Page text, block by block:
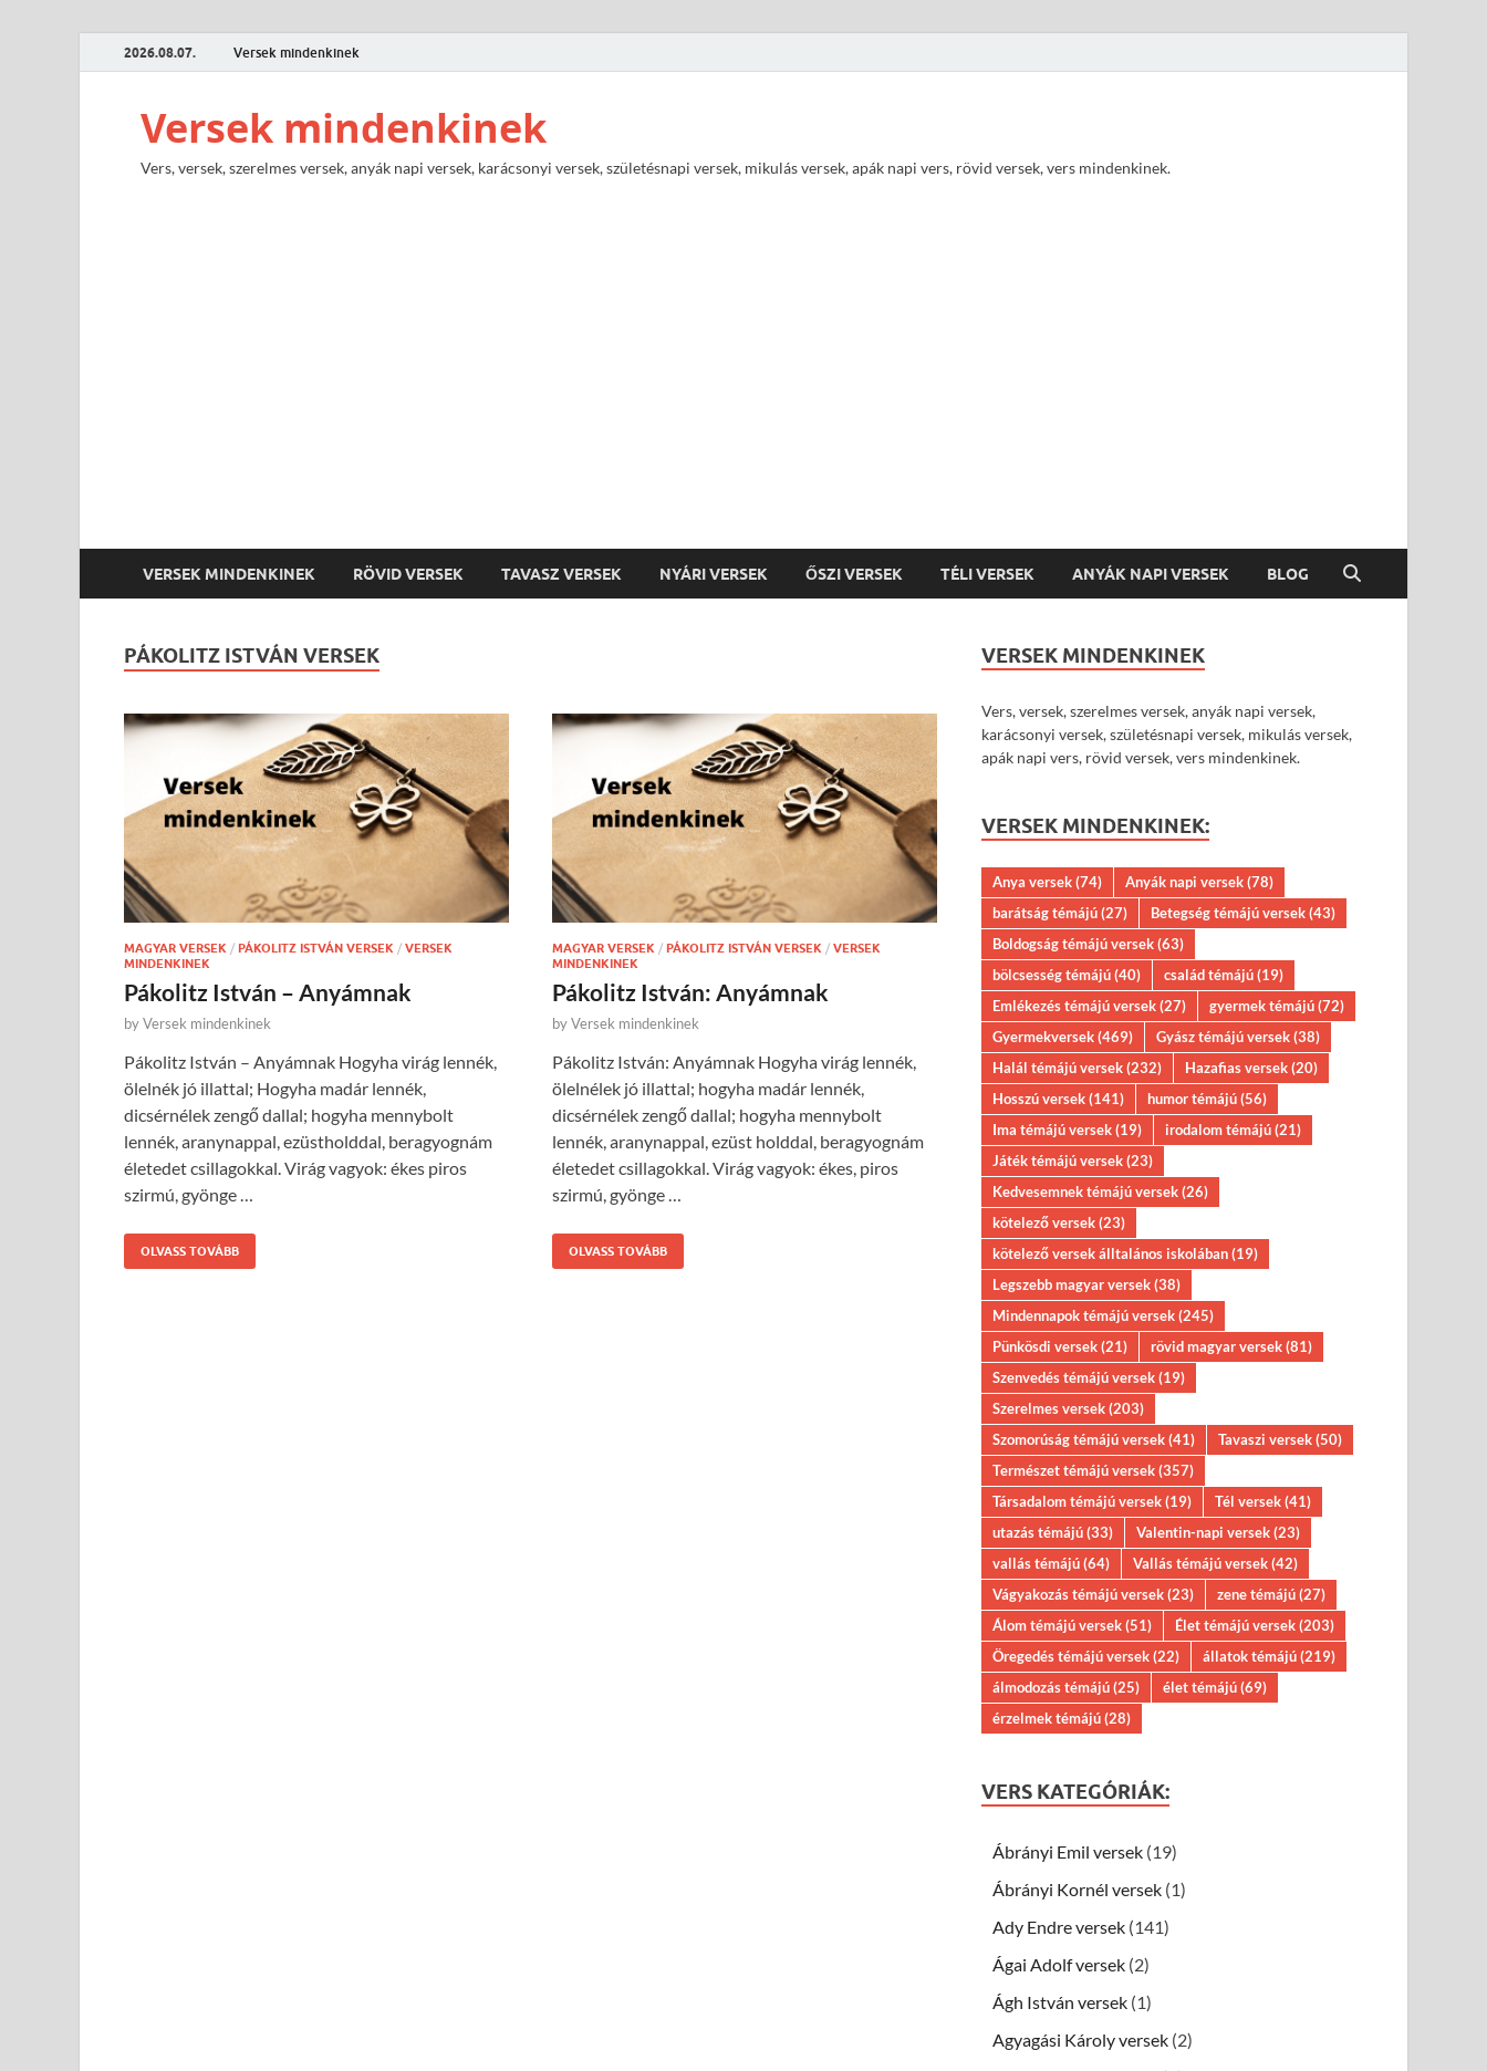
2026.08.07. Versek mindenkinek
Versek mindenkinek
Vers, versek, szerelmes versek, anyák napi versek, karácsonyi versek, születésnapi versek, mikulás versek, apák napi vers, rövid versek, vers mindenkinek.
VERSEK MINDENKINEK RÖVID VERSEK TAVASZ VERSEK NYÁRI VERSEK ŐSZI VERSEK TÉLI VERSEK ANYÁK NAPI VERSEK BLOG
PÁKOLITZ ISTVÁN VERSEK
MAGYAR VERSEK / PÁKOLITZ ISTVÁN VERSEK / VERSEK
MINDENKINEK
Pákolitz István – Anyámnak
byVersek mindenkinek
Pákolitz István – Anyámnak Hogyha virág lennék,
ölelnék jó illattal; Hogyha madár lennék,
dicsérnélek zengő dallal; hogyha mennybolt
lennék, aranynappal, ezüstholddal, beragyognám
életedet csillagokkal. Virág vagyok: ékes piros
szirmú, gyönge …
OLVASS TOVÁBB
MAGYAR VERSEK / PÁKOLITZ ISTVÁN VERSEK / VERSEK
MINDENKINEK
Pákolitz István: Anyámnak
byVersek mindenkinek
Pákolitz István: Anyámnak Hogyha virág lennék,
ölelnélek jó illattal; hogyha madár lennék,
dicsérnélek zengő dallal; hogyha mennybolt
lennék, aranynappal, ezüst holddal, beragyognám
életedet csillagokkal. Virág vagyok: ékes, piros
szirmú, gyönge …
OLVASS TOVÁBB
VERSEK MINDENKINEK
Vers, versek, szerelmes versek, anyák napi versek,
karácsonyi versek, születésnapi versek, mikulás versek,
apák napi vers, rövid versek, vers mindenkinek.
VERSEK MINDENKINEK:
Anya versek(74) Anyák napi versek(78)
barátság témájú(27) Betegség témájú versek(43)
Boldogság témájú versek(63)
bölcsesség témájú(40) család témájú(19)
Emlékezés témájú versek(27) gyermek témájú(72)
Gyermekversek(469) Gyász témájú versek(38)
Halál témájú versek(232) Hazafias versek(20)
Hosszú versek(141) humor témájú(56)
Ima témájú versek(19) irodalom témájú(21)
Játék témájú versek(23)
Kedvesemnek témájú versek(26)
kötelező versek(23)
kötelező versek álltalános iskolában(19)
Legszebb magyar versek(38)
Mindennapok témájú versek(245)
Pünkösdi versek(21) rövid magyar versek(81)
Szenvedés témájú versek(19)
Szerelmes versek(203)
Szomorúság témájú versek(41) Tavaszi versek(50)
Természet témájú versek(357)
Társadalom témájú versek(19) Tél versek(41)
utazás témájú(33) Valentin-napi versek(23)
vallás témájú(64) Vallás témájú versek(42)
Vágyakozás témájú versek(23) zene témájú(27)
Álom témájú versek(51) Élet témájú versek(203)
Öregedés témájú versek(22) állatok témájú(219)
álmodozás témájú(25) élet témájú(69)
érzelmek témájú(28)
VERS KATEGÓRIÁK:
Ábrányi Emil versek (19)
Ábrányi Kornél versek (1)
Ady Endre versek (141)
Ágai Adolf versek (2)
Ágh István versek (1)
Agyagási Károly versek (2)